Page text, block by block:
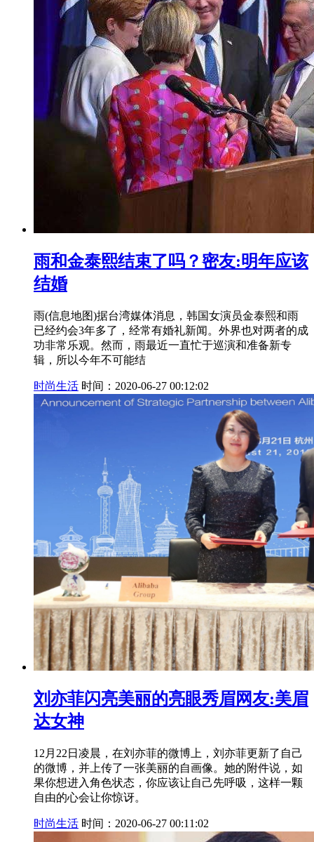
雨和金泰熙结束了吗？密友:明年应该
结婚
雨(信息地图)据台湾媒体消息，韩国女演员金泰熙和雨
已经约会3年多了，经常有婚礼新闻。外界也对两者的成
功非常乐观。然而，雨最近一直忙于巡演和准备新专
辑，所以今年不可能结
时尚生活 时间：2020-06-27 00:12:02
刘亦菲闪亮美丽的亮眼秀眉网友:美眉
达女神
12月22日凌晨，在刘亦菲的微博上，刘亦菲更新了自己
的微博，并上传了一张美丽的自画像。她的附件说，如
果你想进入角色状态，你应该让自己先呼吸，这样一颗
自由的心会让你惊讶。
时尚生活 时间：2020-06-27 00:11:02